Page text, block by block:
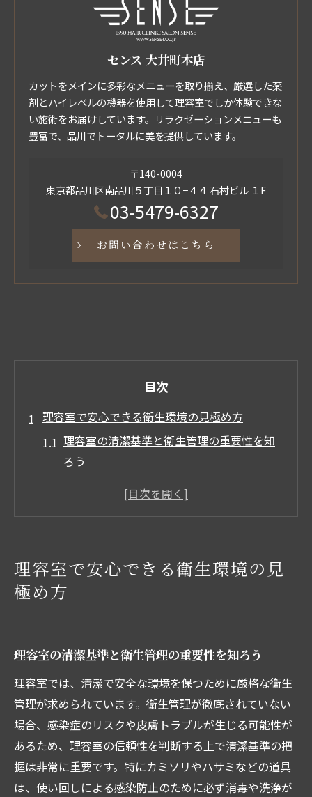
センス 大井町本店
カットをメインに多彩なメニューを取り揃え、厳選した薬
剤とハイレベルの機器を使用して理容室でしか体験できな
い施術をお届けしています。リラクゼーションメニューも
豊富で、品川でトータルに美を提供しています。
〒140-0004
東京都品川区南品川５丁目１０−４４ 石村ビル １F
03-5479-6327
お問い合わせはこちら
目次
理容室で安心できる衛生環境の見極め方
理容室の清潔基準と衛生管理の重要性を知
ろう
カミソリ使い回しを防ぐ理容室の対策ポイ
理容室で安全な施術を受けるための確認事
項
感染リスクを減らす理容室の取り組み事例
理容室で実践されるカミソリ消毒の徹底方
法
施術前後の手指消毒で清潔な理容室を実現
理容室スタッフの衛生教育と安全意識の違
い
使い捨てカミソリ活用で感染対策を強化す
理容室で安心できる衛生環境の見
極め方
理容室の清潔基準と衛生管理の重要性を知ろう
理容室では、清潔で安全な環境を保つために厳格な衛生
管理が求められています。衛生管理が徹底されていない
場合、感染症のリスクや皮膚トラブルが生じる可能性が
あるため、理容室の信頼性を判断する上で清潔基準の把
握は非常に重要です。特にカミソリやハサミなどの道具
は、使い回しによる感染防止のために必ず消毒や洗浄が